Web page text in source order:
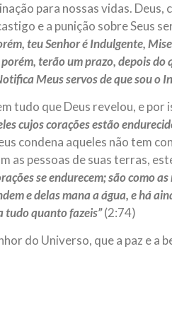
para nossas vidas.
e a punição sobre Seus
teu Senhor é Indulgente,
terão um prazo, depois
Meus servos de que sou o
tudo que Deus revelou, e
cujos corações estão
condena aqueles não tem
as pessoas de suas terras,
se endurecem; são como
e delas mana a água, e há
tudo quanto fazeis”(2:74)
do Universo, que a paz e a